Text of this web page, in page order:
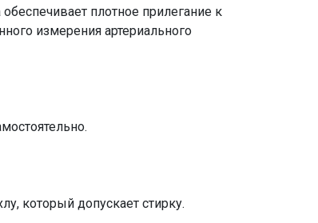
плотное прилегание к
измерения артериального
который допускает стирку.